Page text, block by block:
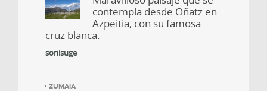
contempla desde Oñatz en
Azpeitia, con su famosa
cruz blanca.
sonisuge
ZUMAIA